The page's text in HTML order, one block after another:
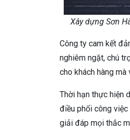
Xây dựng Sơn
Công ty cam kết
nghiêm ngặt, chú
cho khách hàng
Thời hạn thực hiện
điều phối công
giải đáp mọi thắc